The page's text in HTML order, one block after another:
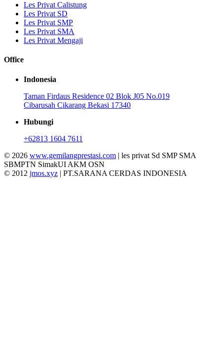
Les Privat Calistung
Les Privat SD
Les Privat SMP
Les Privat SMA
Les Privat Mengaji
Office
Indonesia
Taman Firdaus Residence 02 Blok J05 No.019
Cibarusah Cikarang Bekasi 17340
Hubungi
+62813 1604 7611
© 2026 www.gemilangprestasi.com | les privat Sd SMP SMA
SBMPTN SimakUI AKM OSN
© 2012 jmos.xyz | PT.SARANA CERDAS INDONESIA